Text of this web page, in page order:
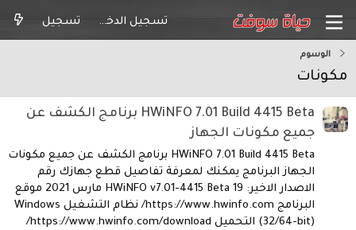
تسجيل الدخول تسجيل
الوسوم
مكونات
HWiNFO 7.01 Build 4415 Beta برنامج الكشف عن
جميع مكونات الجهاز
HWiNFO 7.01 Build 4415 Beta برنامج الكشف عن جميع مكونات
الجهاز البرنامج يمكنك لمعرفة تفاصيل قطع جهازك رقم
الاصدار الاخير: HWiNFO v7.01-4415 Beta 19 مارس 2021 موقع
البرنامج https://www.hwinfo.com/ نظام التشغيل Windows
(32/64-bit) التحميل https://www.hwinfo.com/download/